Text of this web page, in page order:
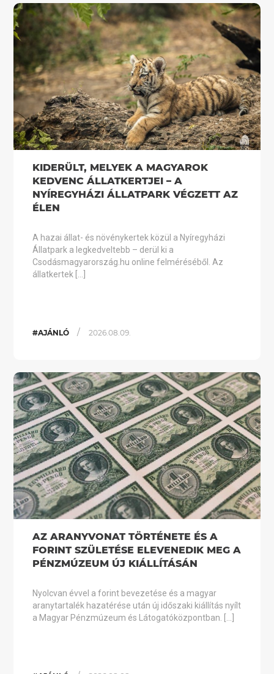
KIDERÜLT, MELYEK A MAGYAROK
KEDVENC ÁLLATKERTJEI – A
NYÍREGYHÁZI ÁLLATPARK VÉGZETT AZ
ÉLEN
A hazai állat- és növénykertek közül a Nyíregyházi
Állatpark a legkedveltebb – derül ki a
Csodásmagyarország.hu online felméréséből. Az
állatkertek […]
#AJÁNLÓ / 2026.08.09.
AZ ARANYVONAT TÖRTÉNETE ÉS A
FORINT SZÜLETÉSE ELEVENEDIK MEG A
PÉNZMÚZEUM ÚJ KIÁLLÍTÁSÁN
Nyolcvan évvel a forint bevezetése és a magyar
aranytartalék hazatérése után új időszaki kiállítás nyílt
a Magyar Pénzmúzeum és Látogatóközpontban. […]